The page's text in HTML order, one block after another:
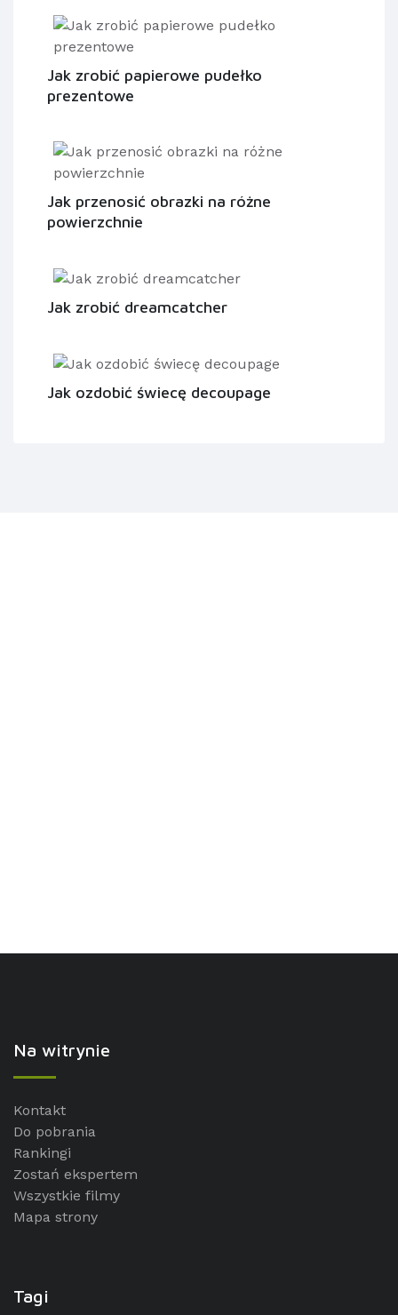
Jak zrobić papierowe pudełko
prezentowe
Jak przenosić obrazki na różne
powierzchnie
Jak zrobić dreamcatcher
Jak ozdobić świecę decoupage
Na witrynie
Kontakt
Do pobrania
Rankingi
Zostań ekspertem
Wszystkie filmy
Mapa strony
Tagi